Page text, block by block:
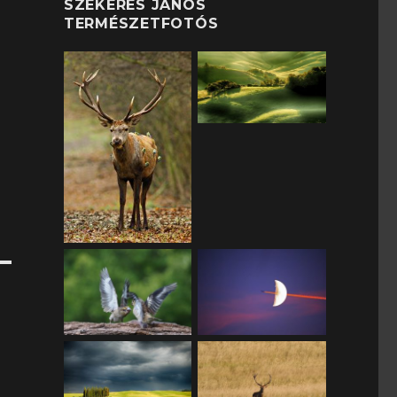
SZEKERES JÁNOS
TERMÉSZETFOTÓS